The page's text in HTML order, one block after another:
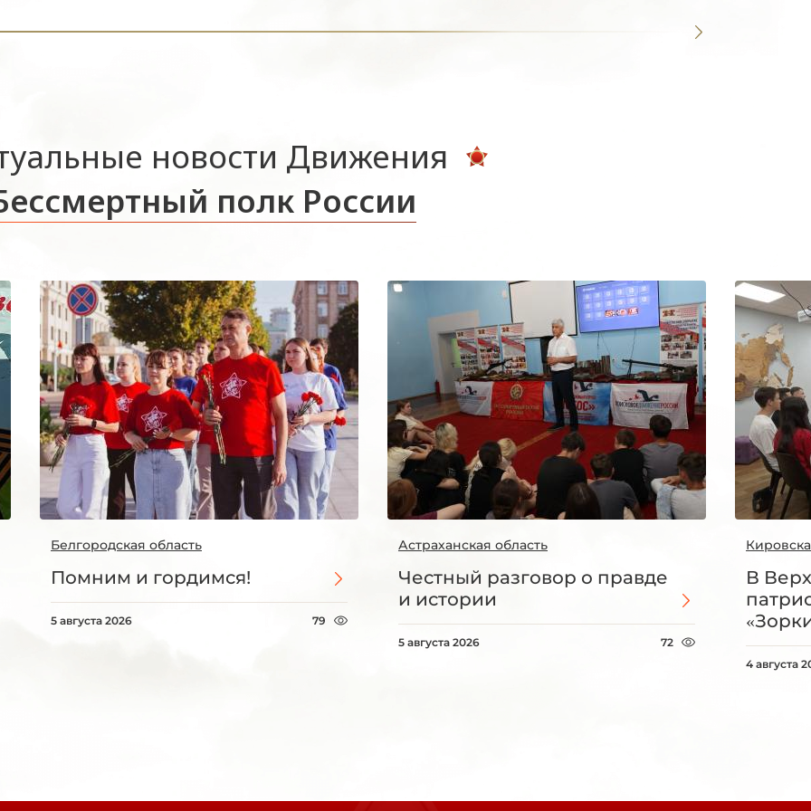
новости Движения
полк России
Белгородская область
Помним и гордимся!
5 августа 2026 79
Астраханская область
Честный разговор о правде
и истории
5 августа 2026 72
В
4 августа